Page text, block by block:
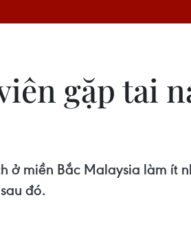
gặp tai
miền Bắc Malaysia làm ít
đó.